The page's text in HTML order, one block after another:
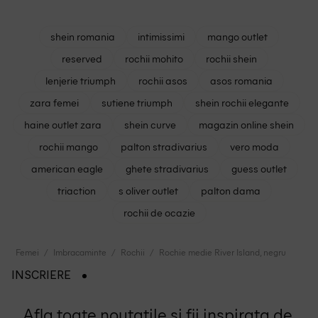
shein romania intimissimi
mango outlet
reserved
rochii mohito
rochii shein
lenjerie triumph
rochii asos
asos romania
zara femei
sutiene triumph
shein rochii elegante
haine outlet zara
shein curve
magazin online shein
rochii mango
palton stradivarius
vero moda
american eagle
ghete stradivarius
guess outlet
triaction
s oliver outlet
palton dama
rochii de ocazie
Femei Imbracaminte Rochii Rochie medie River Island, negru
INSCRIERE